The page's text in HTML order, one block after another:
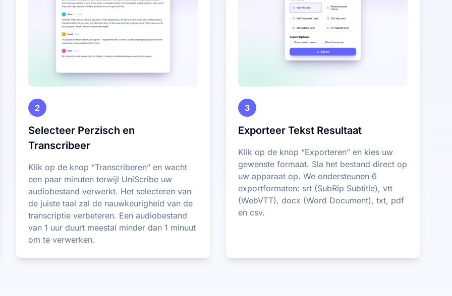
2
Selecteer Perzisch en
Transcribeer
Klik op de knop “Transcriberen” en wacht
een paar minuten terwijl UniScribe uw
audiobestand verwerkt. Het selecteren van
de juiste taal zal de nauwkeurigheid van de
transcriptie verbeteren. Een audiobestand
van 1 uur duurt meestal minder dan 1 minuut
om te verwerken.
3
Exporteer Tekst Resultaat
Klik op de knop “Exporteren” en kies uw
gewenste formaat. Sla het bestand direct op
uw apparaat op. We ondersteunen 6
exportformaten: srt (SubRip Subtitle), vtt
(WebVTT), docx (Word Document), txt, pdf
en csv.